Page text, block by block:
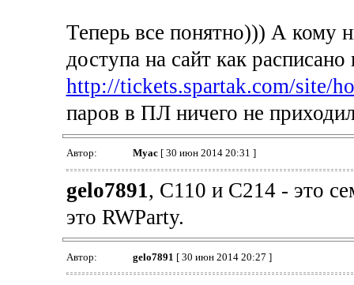
Теперь все понятно))) А кому
доступа на сайт как расписано
http://tickets.spartak.com/site/
паров в ПЛ ничего не
Автор: Myac[ 30 июн 2014 20:31 ]
gelo7891, C110 и С214 - это
это RWParty.
Автор: gelo7891 [ 30 июн 2014 20:27 ]